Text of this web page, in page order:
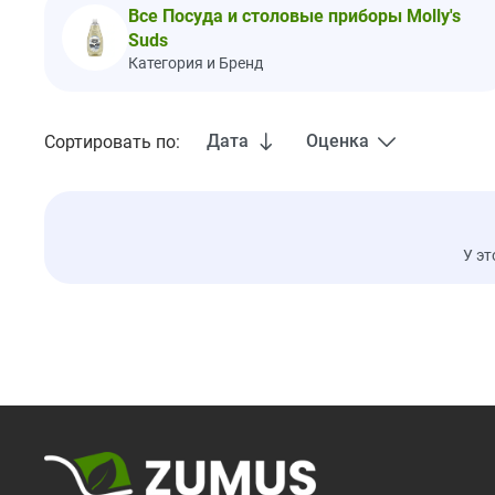
Все Посуда и столовые приборы Molly's
Suds
Категория и Бренд
Сортировать по: Дата Оценка
У